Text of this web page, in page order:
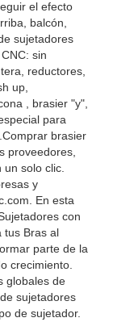
el efecto
balcón,
sujetadores
sin
reductores,
up,
, brasier "y",
para
brasier
proveedores,
un solo clic.
y
En esta
con
tus Bras al
parte de la
crecimiento.
globales de
sujetadores
de sujetador.